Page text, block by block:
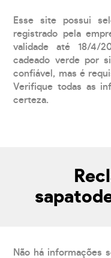
Esse site possui
registrado pela
validade até 18/4/
cadeado verde por
confiável, mas é
Verifique todas as
certeza.
Não há informações